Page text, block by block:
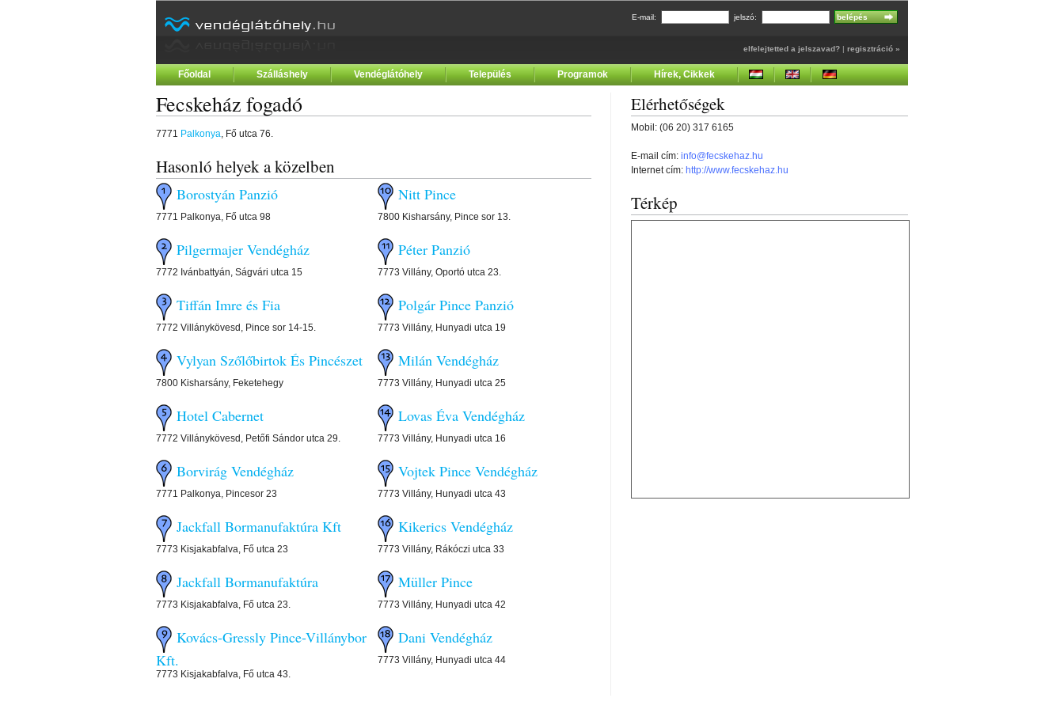
E-mail: jelszó:
elfelejtetted a jelszavad? | regisztráció »
Főoldal Szálláshely Vendéglátóhely Település Programok Hírek, Cikkek
Fecskeház fogadó
7771 Palkonya, Fő utca 76.
Hasonló helyek a közelben
Borostyán Panzió
7771 Palkonya, Fő utca 98
Pilgermajer Vendégház
7772 Ivánbattyán, Ságvári utca 15
Tiffán Imre és Fia
7772 Villánykövesd, Pince sor 14-15.
Vylyan Szőlőbirtok És Pincészet
7800 Kisharsány, Feketehegy
Hotel Cabernet
7772 Villánykövesd, Petőfi Sándor utca 29.
Borvirág Vendégház
7771 Palkonya, Pincesor 23
Jackfall Bormanufaktúra Kft
7773 Kisjakabfalva, Fő utca 23
Jackfall Bormanufaktúra
7773 Kisjakabfalva, Fő utca 23.
Kovács-Gressly Pince-Villánybor
Kft.
7773 Kisjakabfalva, Fő utca 43.
Nitt Pince
7800 Kisharsány, Pince sor 13.
Péter Panzió
7773 Villány, Oportó utca 23.
Polgár Pince Panzió
7773 Villány, Hunyadi utca 19
Milán Vendégház
7773 Villány, Hunyadi utca 25
Lovas Éva Vendégház
7773 Villány, Hunyadi utca 16
Vojtek Pince Vendégház
7773 Villány, Hunyadi utca 43
Kikerics Vendégház
7773 Villány, Rákóczi utca 33
Müller Pince
7773 Villány, Hunyadi utca 42
Dani Vendégház
7773 Villány, Hunyadi utca 44
Elérhetőségek
Mobil: (06 20) 317 6165
E-mail cím: info@fecskehaz.hu
Internet cím: http://www.fecskehaz.hu
Térkép